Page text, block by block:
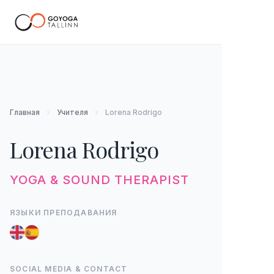
Главная Учителя Lorena Rodrigo
Lorena Rodrigo
YOGA & SOUND THERAPIST
ЯЗЫКИ ПРЕПОДАВАНИЯ
SOCIAL MEDIA & CONTACT